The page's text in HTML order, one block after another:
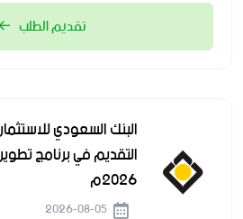
تقديم الطلب
البنك السعودي
التقديم في برنامج
2026م